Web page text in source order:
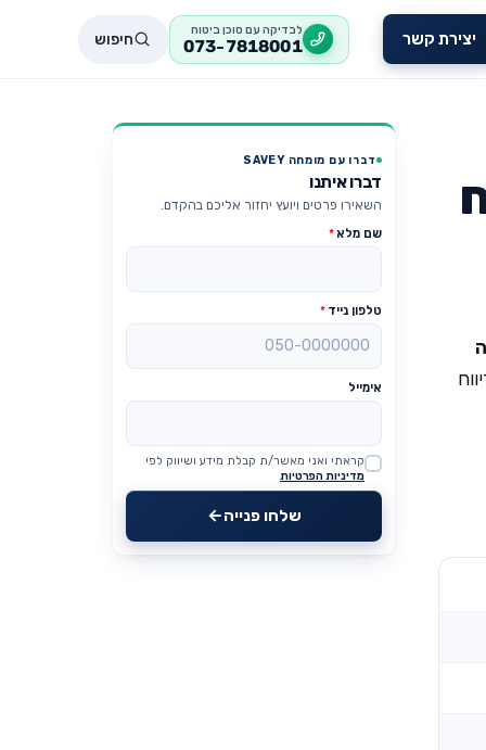
יצירת קשר לבדיקה עם סוכן ביטוח
073-7818001 חיפוש
דברו עם מומחה SAVEY
דברו איתנו
השאירו פרטים ויועץ יחזור אליכם בהקדם.
שם מלא*
טלפון נייד *
אימייל
Website
קראתי ואני מאשר/ת קבלת מידע ושיווק לפי
מדיניות הפרטיות
שלחו פנייה